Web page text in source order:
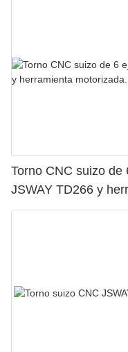
Torno CNC suizo
JSWAY TD266 y